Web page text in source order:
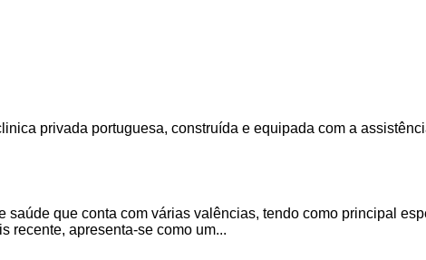
privada portuguesa, construída e equipada com a
saúde que conta com várias valências, tendo como principal
recente, apresenta-se como um...